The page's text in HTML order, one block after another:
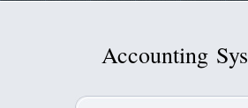
Accounting